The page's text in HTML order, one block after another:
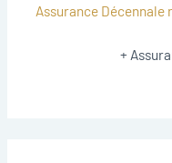
Assurance Décennale
+